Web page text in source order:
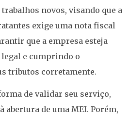
novos, visando que a
exige uma nota fiscal
que a empresa esteja
e cumprindo o
tributos corretamente.
de validar seu serviço,
abertura de uma MEI. Porém,